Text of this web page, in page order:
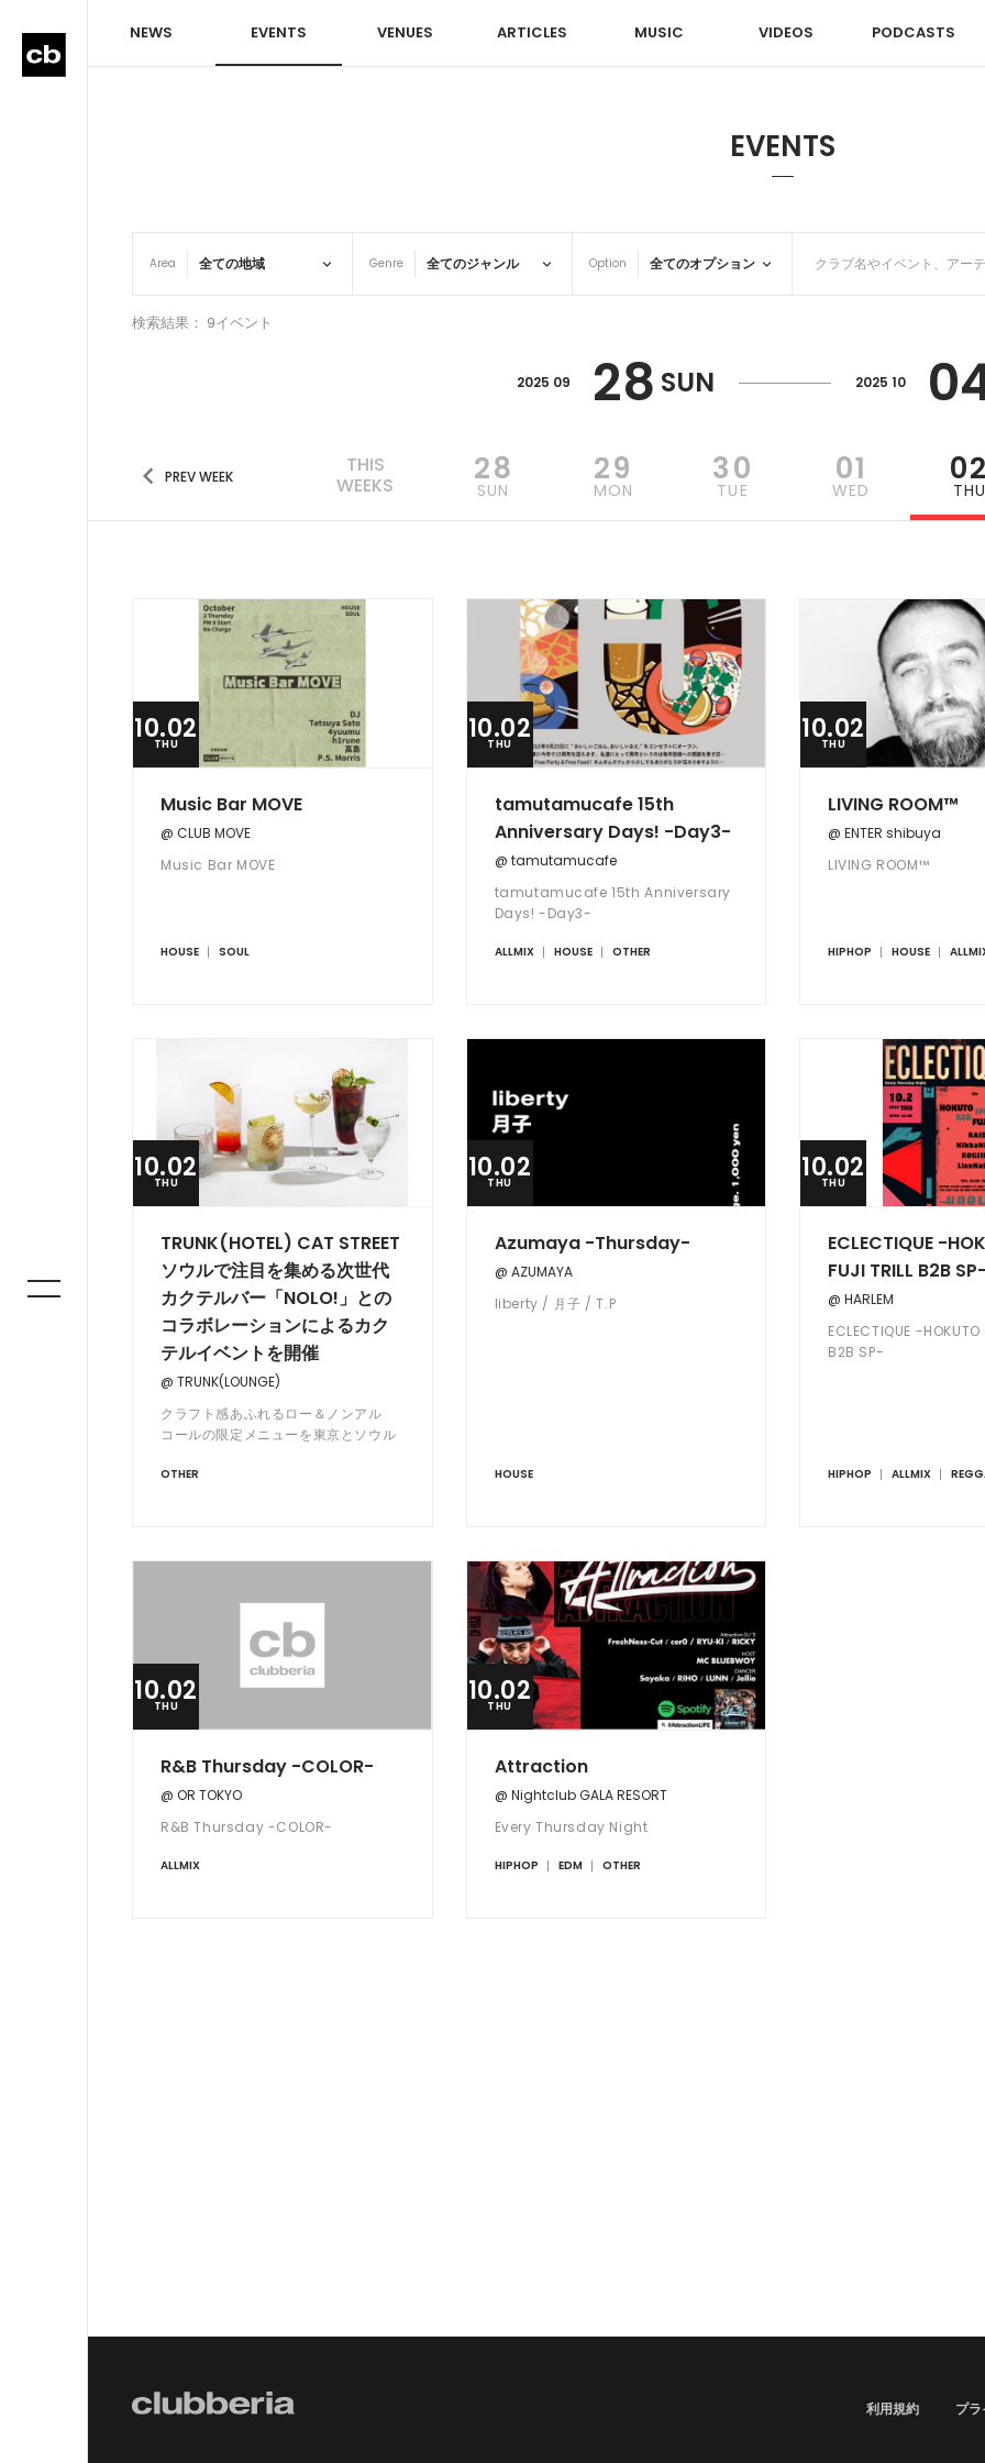
NEWS EVENTS VENUES ARTICLES MUSIC VIDEOS PODCASTS
EVENTS
Area Genre Option
検索結果： 9イベント
2025 09 28 SUN 2025 10
PREV WEEK
THIS
WEEKS
28
SUN
29
MON
30
TUE
01
WED THU
10.02
THU
Music Bar MOVE
@ CLUB MOVE
Music Bar MOVE
HOUSE SOUL
10.02
THU
tamutamucafe 15th
Anniversary Days! -Day3-
@ tamutamucafe
tamutamucafe 15th Anniversary
Days! -Day3-
ALLMIX HOUSE OTHER
10.02
THU
LIVING ROOM™
@ ENTER shibuya
LIVING ROOM™
HIPHOP HOUSE
10.02
THU
TRUNK(HOTEL) CAT STREET
ソウルで注目を集める次世代
カクテルバー「NOLO!」との
コラボレーションによるカク
テルイベントを開催
@ TRUNK(LOUNGE)
クラフト感あふれるロー＆ノンアル
コールの限定メニューを東京とソウル
OTHER
10.02
THU
Azumaya -Thursday-
@ AZUMAYA
liberty / 月子 / T.P
HOUSE
10.02
THU
ECLECTIQUE -
FUJI TRILL B2B
@ HARLEM
ECLECTIQUE -
B2B SP-
HIPHOP ALLMIX
10.02
THU
R&B Thursday -COLOR-
@ OR TOKYO
R&B Thursday -COLOR-
ALLMIX
10.02
THU
Attraction
@ Nightclub GALA RESORT
Every Thursday Night
HIPHOP EDM OTHER
利用規約 プ